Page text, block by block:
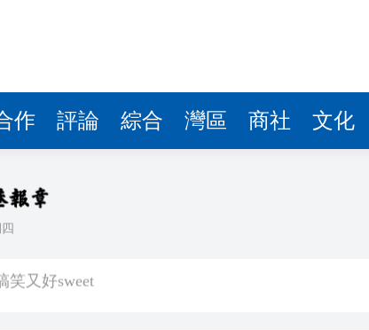
作 評論 綜合 灣區 商社 文化
押後10·29再訊